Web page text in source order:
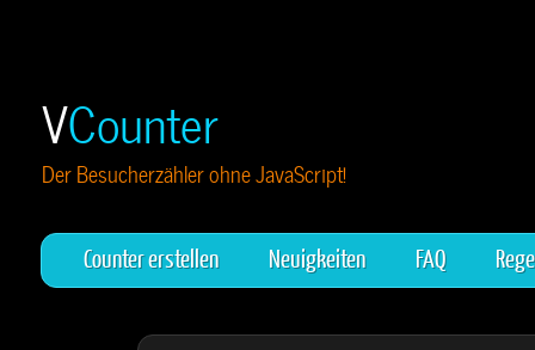
VCounter
Der Besucherzähler ohne JavaScript!
Counter erstellen Neuigkeiten FAQ